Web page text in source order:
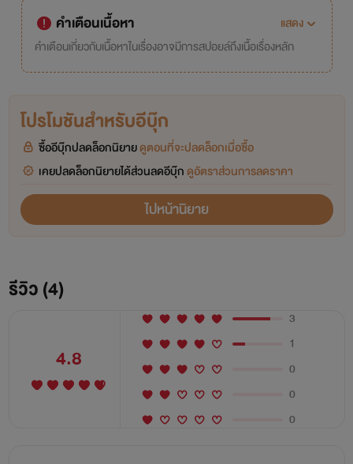
คำเตือนเนื้อหา
แสดง
คำเตือนเกี่ยวกับเนื้อหาในเรื่องอาจมีการสปอยล์ถึงเนื้อเรื่องหลัก
โปรโมชันสำหรับอีบุ๊ก
ซื้ออีบุ๊กปลดล็อกนิยายดูตอนที่จะปลดล็อกเมื่อซื้อ
เคยปลดล็อกนิยายได้ส่วนลดอีบุ๊ก ดูอัตราส่วนการลดราคา
ไปหน้านิยาย
รีวิว (4)
4.8
3
1
0
0
0